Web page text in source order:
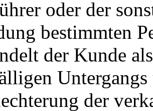
oder der
bestimmten
der Kunde
der